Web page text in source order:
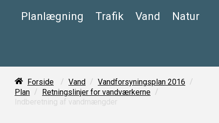
Planlægning Trafik Vand Natur
Forside / Vand / Vandforsyningsplan 2016 /
Plan / Retningslinjer for vandværkerne /
Indberetning af vandmængder